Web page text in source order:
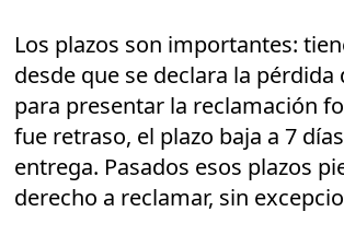
Los plazos son importantes:
desde que se declara la pérdida
para presentar la reclamación
fue retraso, el plazo baja a 7
entrega. Pasados esos plazos
derecho a reclamar, sin